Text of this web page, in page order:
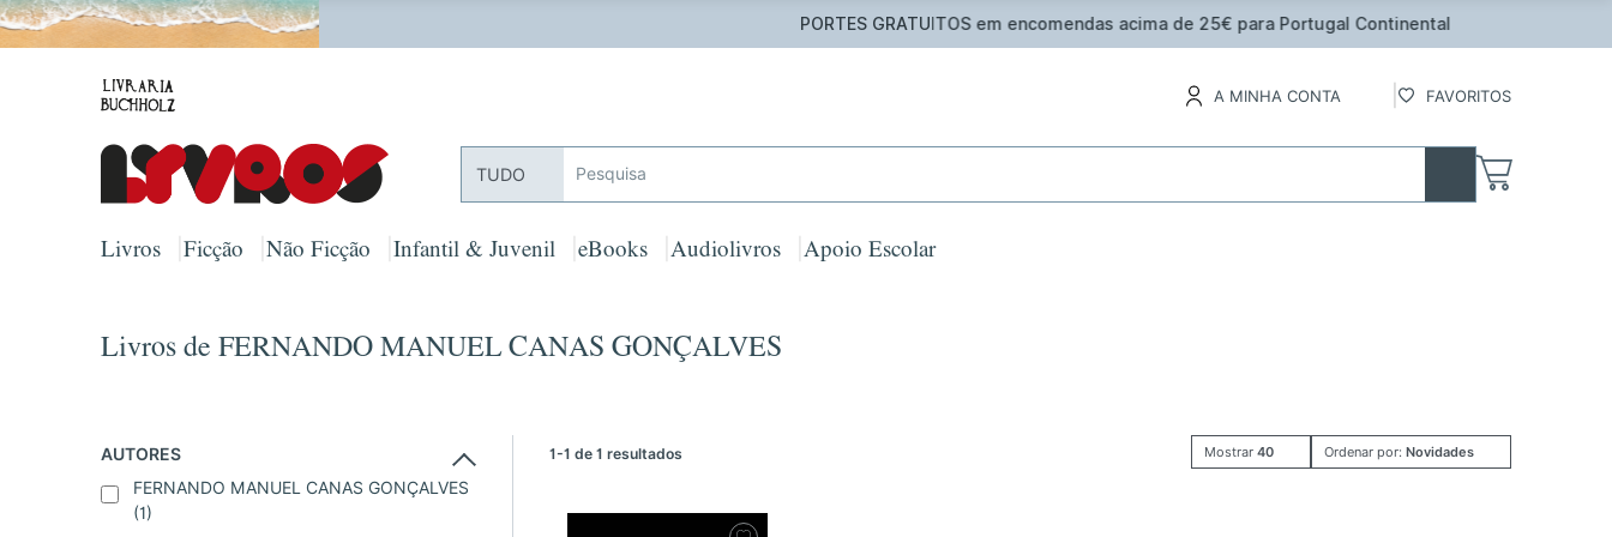
PORTES GRATUITOS em encomendas acima de 25€ para Portugal Continental
A MINHA CONTA FAVORITOS
TUDO
Livros Ficção Não Ficção Infantil & Juvenil eBooks Audiolivros Apoio Escolar
Livros de FERNANDO MANUEL CANAS GONÇALVES
AUTORES
FERNANDO MANUEL CANAS GONÇALVES
(1)
1-1 de 1 resultados Mostrar 40 Ordenar por: Novidades